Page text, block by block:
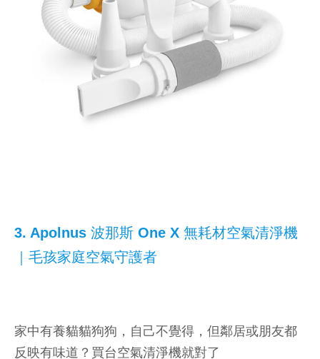
3. Apolnus 波那斯 One X 無耗材空氣清淨機
｜毛孩家庭空氣守護者
家中有養貓貓狗狗，自己不覺得，但鄰居或朋友都
反映有味道？買台空氣清淨機就對了